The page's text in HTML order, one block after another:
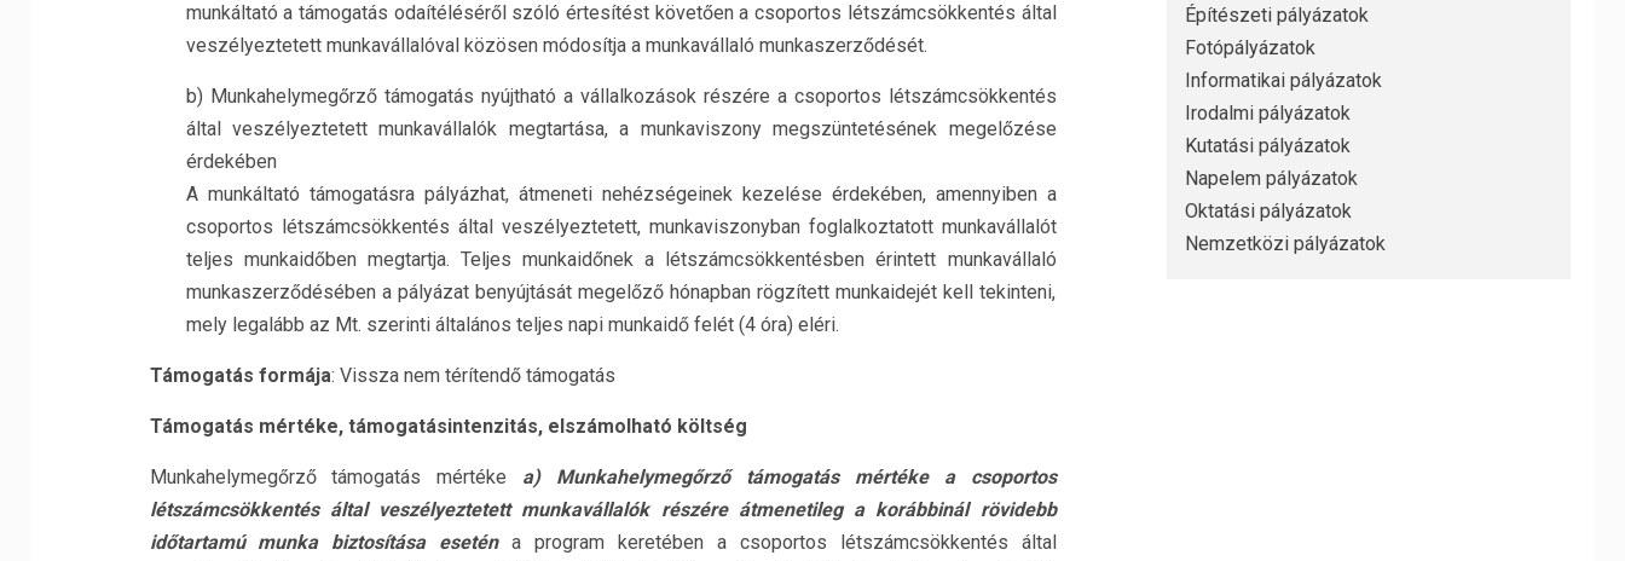
munkáltató a támogatás odaítéléséről szóló értesítést követően a csoportos létszámcsökkentés által
veszélyeztetett munkavállalóval közösen módosítja a munkavállaló munkaszerződését.
b) Munkahelymegőrző támogatás nyújtható a vállalkozások részére a csoportos létszámcsökkentés
által veszélyeztetett munkavállalók megtartása, a munkaviszony megszüntetésének megelőzése
érdekében
A munkáltató támogatásra pályázhat, átmeneti nehézségeinek kezelése érdekében, amennyiben a
csoportos létszámcsökkentés által veszélyeztetett, munkaviszonyban foglalkoztatott munkavállalót
teljes munkaidőben megtartja. Teljes munkaidőnek a létszámcsökkentésben érintett munkavállaló
munkaszerződésében a pályázat benyújtását megelőző hónapban rögzített munkaidejét kell tekinteni,
mely legalább az Mt. szerinti általános teljes napi munkaidő felét (4 óra) eléri.
Támogatás formája: Vissza nem térítendő támogatás
Támogatás mértéke, támogatásintenzitás, elszámolható költség
Munkahelymegőrző támogatás mértéke a) Munkahelymegőrző támogatás mértéke a csoportos
létszámcsökkentés által veszélyeztetett munkavállalók részére átmenetileg a korábbinál rövidebb
időtartamú munka biztosítása eseténa program keretében a csoportos létszámcsökkentés által
Építészeti pályázatok
Fotópályázatok
Informatikai pályázatok
Irodalmi pályázatok
Kutatási pályázatok
Napelem pályázatok
Oktatási pályázatok
Nemzetközi pályázatok